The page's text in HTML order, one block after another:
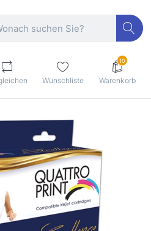
Wunschliste
10
Warenkorb